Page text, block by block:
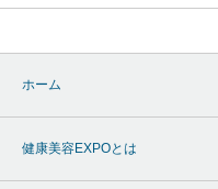
ホーム
健康美容EXPOとは